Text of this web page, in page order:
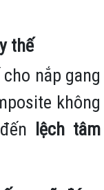
thế
nắp gang
không
lệch tâm